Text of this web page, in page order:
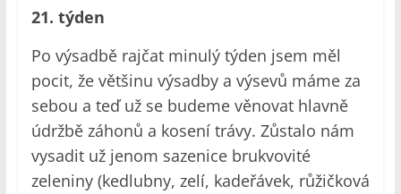
21. týden
Po výsadbě rajčat minulý týden jsem měl
pocit, že většinu výsadby a výsevů máme za
sebou a teď už se budeme věnovat hlavně
údržbě záhonů a kosení trávy. Zůstalo nám
vysadit už jenom sazenice brukvovité
zeleniny (kedlubny, zelí, kadeřávek, růžičková